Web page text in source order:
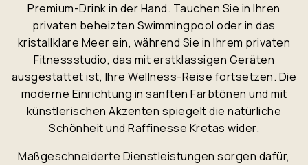
Premium-Drink in der Hand. Tauchen Sie in Ihren
privaten beheizten Swimmingpool oder in das
kristallklare Meer ein, während Sie in Ihrem privaten
Fitnessstudio, das mit erstklassigen Geräten
ausgestattet ist, Ihre Wellness-Reise fortsetzen. Die
moderne Einrichtung in sanften Farbtönen und mit
künstlerischen Akzenten spiegelt die natürliche
Schönheit und Raffinesse Kretas wider.
Maßgeschneiderte Dienstleistungen sorgen dafür,